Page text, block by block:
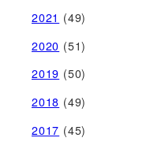
2021 (49)
2020 (51)
2019 (50)
2018 (49)
2017 (45)